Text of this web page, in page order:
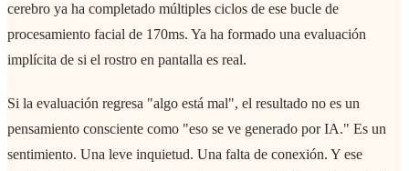
cerebro ya ha completado múltiples ciclos de ese bucle de
procesamiento facial de 170ms. Ya ha formado una evaluación
implícita de si el rostro en pantalla es real.
Si la evaluación regresa "algo está mal", el resultado no es un
pensamiento consciente como "eso se ve generado por IA." Es un
sentimiento. Una leve inquietud. Una falta de conexión. Y ese